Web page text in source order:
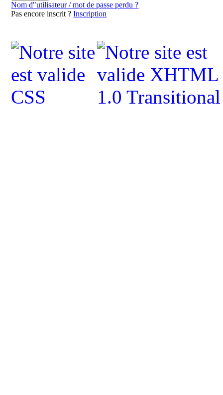
Nom d"utilisateur / mot de passe perdu ?
Pas encore inscrit ?Inscription